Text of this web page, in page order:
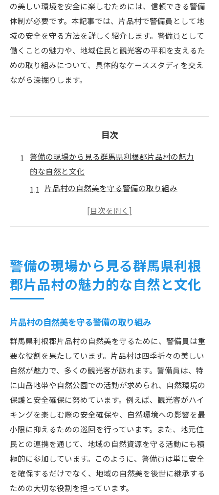
の美しい環境を安全に楽しむためには、信頼できる警備
体制が必要です。本記事では、片品村で警備員として地
域の安全を守る方法を詳しく紹介します。警備員として
働くことの魅力や、地域住民と観光客の平和を支えるた
めの取り組みについて、具体的なケーススタディを交え
ながら深掘りします。
目次
警備の現場から見る群馬県利根郡片品村の魅力
的な自然と文化
片品村の自然美を守る警備の取り組み
文化イベントにおける警備員の役割
警備員が感じる片品村の四季の魅力
安全を守るための警備員の役割と観光地片品村
の現状
観光シーズンにおける警備の重要性
警備員が直面する日常の課題
地域密着型警備の実践例
観光地としての片品村が抱える安全課題
警備員の視点から見る観光客の動向
緊急時の対応力を上げるための訓練
警備員として働く魅力片品村の平和を支える一
日
警備員の一日の流れと役割
地域住民との連携による安全強化
季節ごとの警備業務の違い
警備の現場から見る群馬県利根
郡片品村の魅力的な自然と文化
片品村の自然美を守る警備の取り組み
群馬県利根郡片品村の自然美を守るために、警備員は重
要な役割を果たしています。片品村は四季折々の美しい
自然が魅力で、多くの観光客が訪れます。警備員は、特
に山岳地帯や自然公園での活動が求められ、自然環境の
保護と安全確保に努めています。例えば、観光客がハイ
キングを楽しむ際の安全確保や、自然環境への影響を最
小限に抑えるための巡回を行っています。また、地元住
民との連携を通じて、地域の自然資源を守る活動にも積
極的に参加しています。このように、警備員は単に安全
を確保するだけでなく、地域の自然美を後世に継承する
ための大切な役割を担っています。